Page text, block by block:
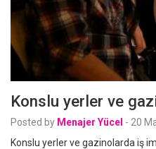
Konslu yerler ve
Posted by Menajer Yücel - 20
Konslu yerler ve gazinolarda iş